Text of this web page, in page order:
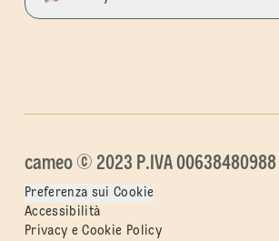
cameo © 2023 P.IVA 00638480988
Preferenza sui Cookie
Accessibilità
Privacy e Cookie Policy